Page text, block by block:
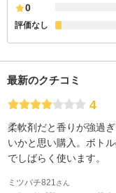
0
評価なし
最新のクチコミ
4
柔軟剤だと香りが強過
いかと思い購入。ボト
でしばらく使います。
ミツバチ821さん